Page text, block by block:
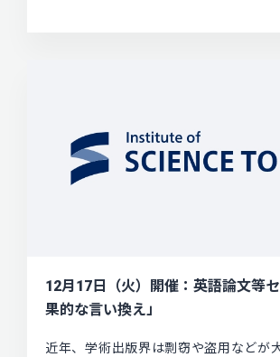
12月17日（火）開催：英語論文等
果的な言い換え」
近年、学術出版界は剽窃や盗用などが